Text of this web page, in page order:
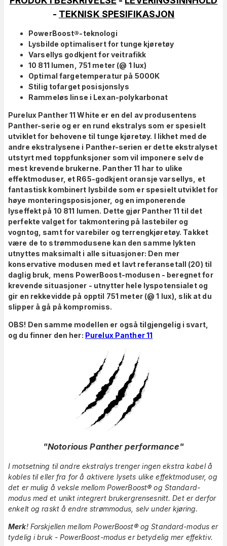
- TEKNISK SPESIFIKASJON
PowerBoost®-teknologi
Lysbilde optimalisert for tunge kjøretøy
Varsellys godkjent for veitrafikk
10 811 lumen, 751 meter (@ 1 lux)
Optimal fargetemperatur på 5000K
Stilig tofarget posisjonslys
Rammeløs linse i Lexan-polykarbonat
Purelux Panther 11 White er en del av produsentens
Panther-serie og er en rund ekstralys som er spesielt
utviklet for behovene til tunge kjøretøy. I likhet med de
andre ekstralysene i Panther-serien er dette ekstralyset
utstyrt med toppfunksjoner som vil imponere selv de
mest krevende brukerne. Panther 11 har to ulike
effektmoduser, et R65-godkjent oransje varsellys, et
fantastisk kombinert lysbilde som er spesielt utviklet for
høye monteringsposisjoner, og en imponerende
lyseffekt på 10 811 lumen. Dette gjør Panther 11 til det
perfekte valget for takmontering på lastebiler og
vogntog, samt for varebiler og terrengkjøretøy. Takket
være de to strømmodusene kan den samme lykten
utnyttes maksimalt i alle situasjoner: Den mer
konservative modusen med et lavt referansetall (20) til
daglig bruk, mens PowerBoost-modusen - beregnet for
krevende situasjoner - utnytter hele lyspotensialet og
gir en rekkevidde på opptil 751 meter (@ 1 lux), slik at du
slipper å gå på kompromiss.
OBS! Den samme modellen er også tilgjengelig i svart,
og du finner den her: Purelux Panther 11
"Notorious Panther performance"
I motsetning til andre ekstralys trenger ingen ekstra kabel å
kobles til eller fra for å aktivere lysets ulike effektmoduser, og
det er mulig å veksle mellom PowerBoost® og Standard-
modus med et unikt integrert brukergrensesnitt. Det er derfor
enkelt og raskt å endre strømmodus, selv under kjøring.
Merk! Forskjellen mellom PowerBoost® og Standard-modus er
tydelig i bruk - PowerBoost-modus er betydelig mer effektiv.